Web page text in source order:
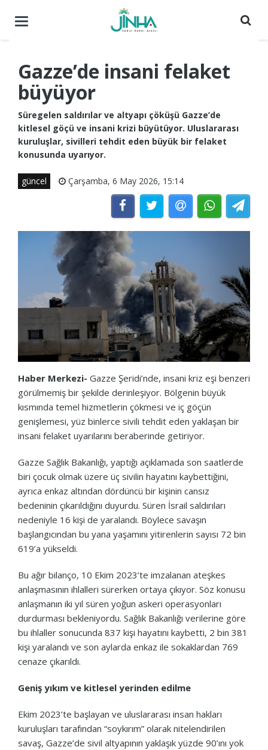
Menüyü
Gazze’de insani felaket
büyüyor
Süregelen saldırılar ve altyapı çöküşü Gazze’de
kitlesel göçü ve insani krizi büyütüyor. Uluslararası
kuruluşlar, sivilleri tehdit eden büyük bir felaket
konusunda uyarıyor.
güncel Çarşamba, 6 May 2026, 15:14
Haber Merkezi- Gazze Şeridi’nde, insani kriz eşi benzeri
görülmemiş bir şekilde derinleşiyor. Bölgenin büyük
kısmında temel hizmetlerin çökmesi ve iç göçün
genişlemesi, yüz binlerce sivili tehdit eden yaklaşan bir
insani felaket uyarılarını beraberinde getiriyor.
Gazze Sağlık Bakanlığı, yaptığı açıklamada son saatlerde
biri çocuk olmak üzere üç sivilin hayatını kaybettiğini,
ayrıca enkaz altından dördüncü bir kişinin cansız
bedeninin çıkarıldığını duyurdu. Süren İsrail saldırıları
nedeniyle 16 kişi de yaralandı. Böylece savaşın
başlangıcından bu yana yaşamını yitirenlerin sayısı 72 bin
619’a yükseldi.
Bu ağır bilanço, 10 Ekim 2023’te imzalanan ateşkes
anlaşmasının ihlalleri sürerken ortaya çıkıyor. Söz konusu
anlaşmanın iki yıl süren yoğun askeri operasyonları
durdurması bekleniyordu. Sağlık Bakanlığı verilerine göre
bu ihlaller sonucunda 837 kişi hayatını kaybetti, 2 bin 381
kişi yaralandı ve son aylarda enkaz ile sokaklardan 769
cenaze çıkarıldı.
Geniş yıkım ve kitlesel yerinden edilme
Ekim 2023’te başlayan ve uluslararası insan hakları
kuruluşları tarafından “soykırım” olarak nitelendirilen
savaş, Gazze’de sivil altyapının yaklaşık yüzde 90’ını yok